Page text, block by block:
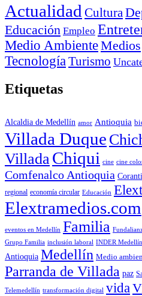
Actualidad Cultura
Educación Empleo
Medio AmbienteMedios
Tecnología Turismo
Etiquetas
Alcaldia de Medellín amor Antioquia
Villada Duque
Villada Chiqui cine cine
Comfenalco Antioquia
regional economía circular Educación
Elextramedios.com
eventos en Medellín Familia
Grupo Familia inclusión laboral INDER Medellín
Antioquia Medellín Medio
Parranda de Villada paz
Telemedellín transformación digital vida